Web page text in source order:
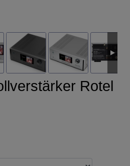
Rotel